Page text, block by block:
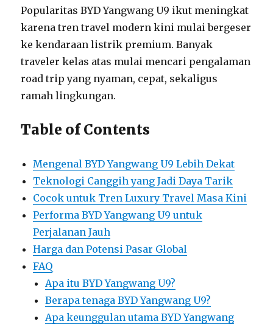
Popularitas BYD Yangwang U9 ikut meningkat
karena tren travel modern kini mulai bergeser
ke kendaraan listrik premium. Banyak
traveler kelas atas mulai mencari pengalaman
road trip yang nyaman, cepat, sekaligus
ramah lingkungan.
Table of Contents
Mengenal BYD Yangwang U9 Lebih Dekat
Teknologi Canggih yang Jadi Daya Tarik
Cocok untuk Tren Luxury Travel Masa Kini
Performa BYD Yangwang U9 untuk
Perjalanan Jauh
Harga dan Potensi Pasar Global
FAQ
Apa itu BYD Yangwang U9?
Berapa tenaga BYD Yangwang U9?
Apa keunggulan utama BYD Yangwang